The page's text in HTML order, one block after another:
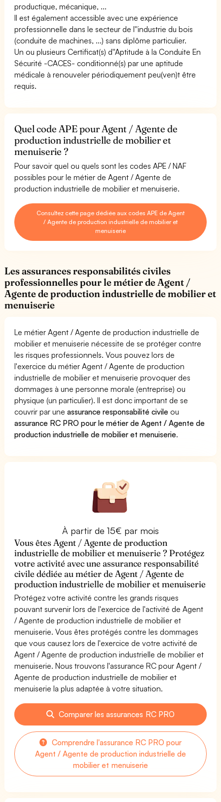
productique, mécanique, ...
Il est également accessible avec une expérience
professionnelle dans le secteur de l''industrie du bois
(conduite de machines, ...) sans diplôme particulier.
Un ou plusieurs Certificat(s) d''Aptitude à la Conduite En
Sécurité -CACES- conditionné(s) par une aptitude
médicale à renouveler périodiquement peu(ven)t être
requis.
Quel code APE pour Agent / Agente de
production industrielle de mobilier et
menuiserie ?
Pour savoir quel ou quels sont les codes APE / NAF
possibles pour le métier de Agent / Agente de
production industrielle de mobilier et menuiserie.
Consultez cette page dédiée aux codes APE de Agent
/ Agente de production industrielle de mobilier et
menuiserie
Les assurances responsabilités civiles
professionnelles pour le métier de Agent /
Agente de production industrielle de mobilier et
menuiserie
Le métier Agent / Agente de production industrielle de
mobilier et menuiserie nécessite de se protéger contre
les risques professionnels. Vous pouvez lors de
l'exercice du métier Agent / Agente de production
industrielle de mobilier et menuiserie provoquer des
dommages à une personne morale (entreprise) ou
physique (un particulier). Il est donc important de se
couvrir par uneassurance responsabilité civile ou
assurance RC PRO pour le métier de Agent / Agente de
production industrielle de mobilier et menuiserie.
À partir de 15€ par mois
Vous êtes Agent / Agente de production
industrielle de mobilier et menuiserie ? Protégez
votre activité avec une assurance responsabilité
civile dédiée au métier de Agent / Agente de
production industrielle de mobilier et menuiserie
Protégez votre activité contre les grands risques
pouvant survenir lors de l'exercice de l'activité de Agent
/ Agente de production industrielle de mobilier et
menuiserie. Vous êtes protégés contre les dommages
que vous causez lors de l'exercice de votre activité de
Agent / Agente de production industrielle de mobilier et
menuiserie. Nous trouvons l'assurance RC pour Agent /
Agente de production industrielle de mobilier et
menuiserie la plus adaptée à votre situation.
Comparer les assurances RC PRO
Comprendre l'assurance RC PRO pour
Agent / Agente de production industrielle de
mobilier et menuiserie